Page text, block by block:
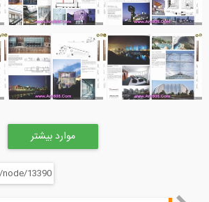
موارد بیشتر